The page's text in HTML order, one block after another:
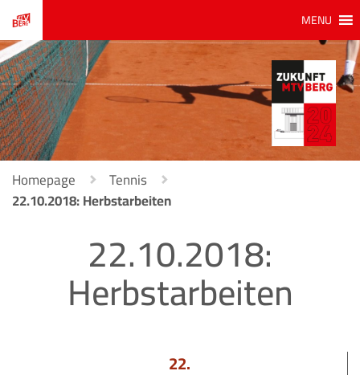
MENU
Homepage
Tennis
22.10.2018: Herbstarbeiten
22.10.2018:
Herbstarbeiten
22.